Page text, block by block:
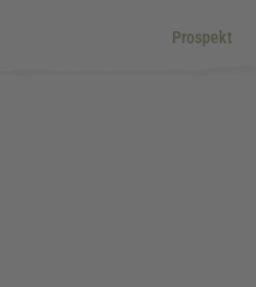
Prospekt